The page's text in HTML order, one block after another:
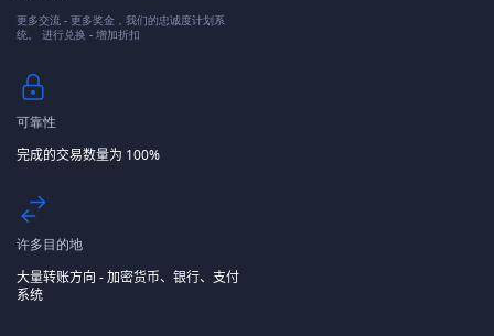
更多交流 - 更多奖金，我们的忠诚度计划系
统。 进行兑换 - 增加折扣
可靠性
完成的交易数量为 100%
许多目的地
大量转账方向 - 加密货币、银行、支付
系统